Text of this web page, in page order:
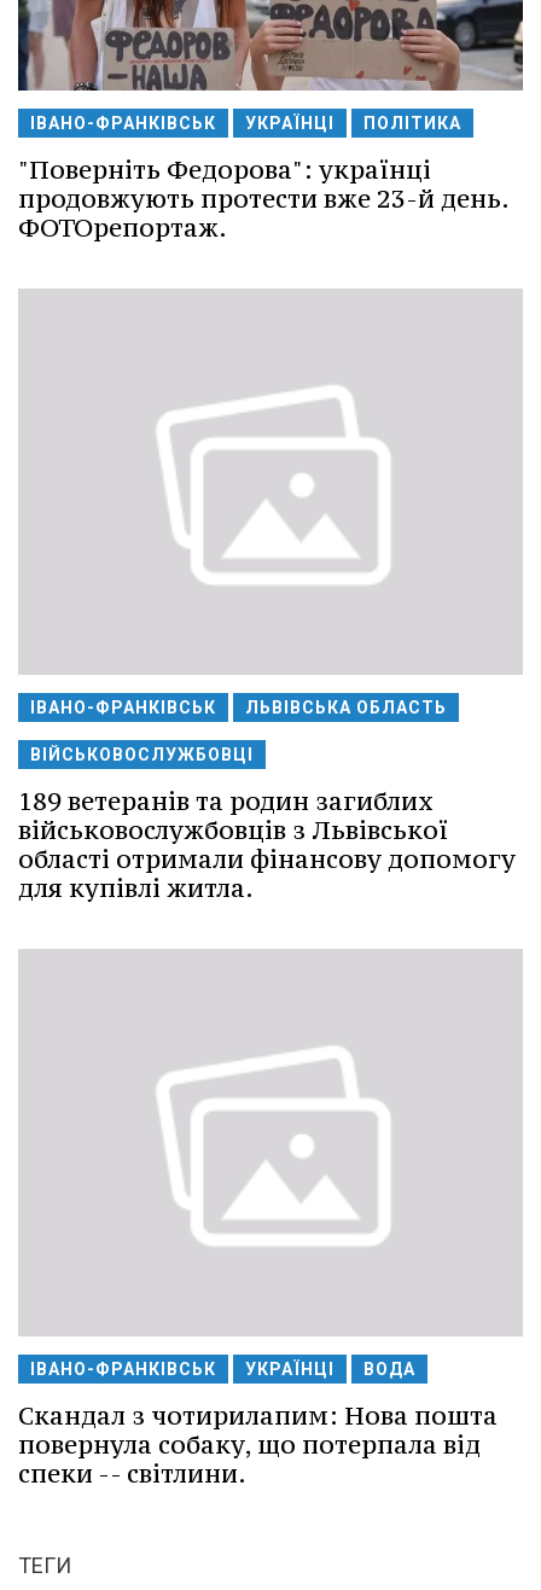
ІВАНО-ФРАНКІВСЬК УКРАЇНЦІ ПОЛІТИКА
"Поверніть Федорова": українці
продовжують протести вже 23-й день.
ФОТОрепортаж.
ІВАНО-ФРАНКІВСЬК ЛЬВІВСЬКА ОБЛАСТЬ
ВІЙСЬКОВОСЛУЖБОВЦІ
189 ветеранів та родин загиблих
військовослужбовців з Львівської
області отримали фінансову допомогу
для купівлі житла.
ІВАНО-ФРАНКІВСЬК УКРАЇНЦІ ВОДА
Скандал з чотирилапим: Нова пошта
повернула собаку, що потерпала від
спеки -- світлини.
ТЕГИ